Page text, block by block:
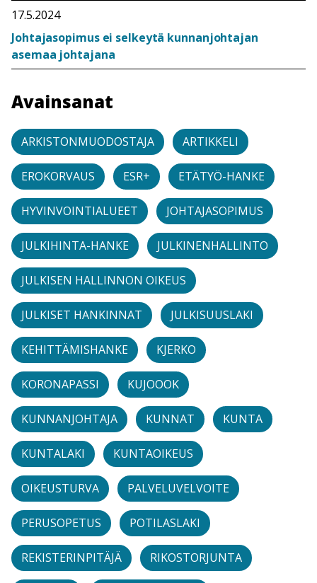
17.5.2024
Johtajasopimus ei selkeytä kunnanjohtajan
asemaa johtajana
Avainsanat
ARKISTONMUODOSTAJA ARTIKKELI
EROKORVAUS ESR+ ETÄTYÖ-HANKE
HYVINVOINTIALUEET JOHTAJASOPIMUS
JULKIHINTA-HANKE JULKINENHALLINTO
JULKISEN HALLINNON OIKEUS
JULKISET HANKINNAT JULKISUUSLAKI
KEHITTÄMISHANKE KJERKO
KORONAPASSI KUJOOOK
KUNNANJOHTAJA KUNNAT KUNTA
KUNTALAKI KUNTAOIKEUS
OIKEUSTURVA PALVELUVELVOITE
PERUSOPETUS POTILASLAKI
REKISTERINPITÄJÄ RIKOSTORJUNTA